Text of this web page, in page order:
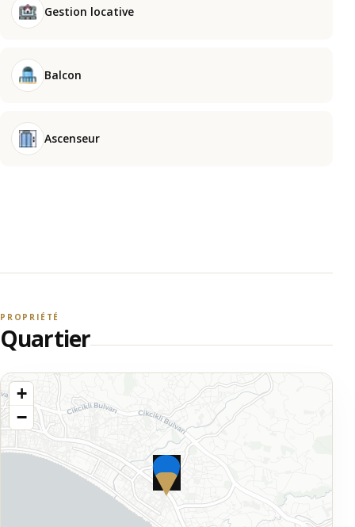
Gestion locative
Balcon
Ascenseur
PROPRIÉTÉ
Quartier
+
−